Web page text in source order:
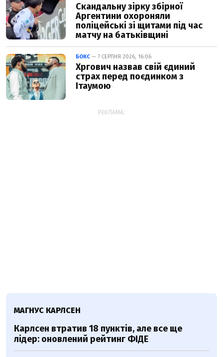
Скандальну зірку збірної
Аргентини охороняли
поліцейські зі щитами під час
матчу на батьківщині
БОКС — 7 СЕРПНЯ 2026, 16:06
Хргович назвав свій єдиний
страх перед поєдинком з
Ітаумою
РЕКЛАМА:
МАГНУС КАРЛСЕН
Карлсен втратив 18 пунктів, але все ще
лідер: оновлений рейтинг ФІДЕ